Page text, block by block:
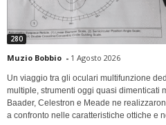
280
Muzio Bobbio - 1 Agosto 2026
Un viaggio tra gli oculari multifunzione
multiple, strumenti oggi quasi dimenticati
Baader, Celestron e Meade ne
a confronto nelle caratteristiche ottiche e